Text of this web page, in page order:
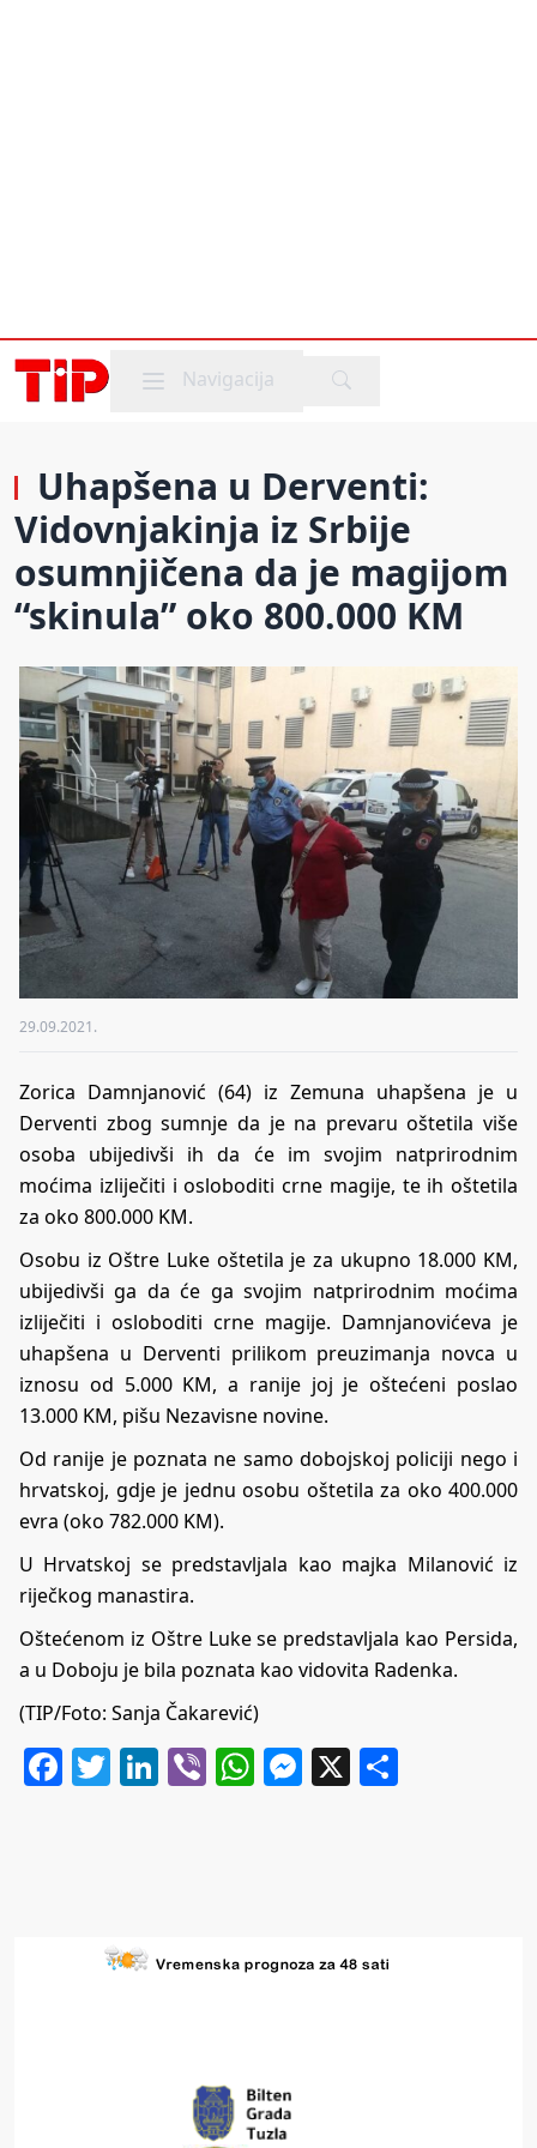
Mobile menu
Navigacija
Uhapšena u Derventi:
Vidovnjakinja iz Srbije
osumnjičena da je magijom
“skinula” oko 800.000 KM
29.09.2021.
Zorica Damnjanović (64) iz Zemuna uhapšena je u
Derventi zbog sumnje da je na prevaru oštetila više
osoba ubijedivši ih da će im svojim natprirodnim
moćima izliječiti i osloboditi crne magije, te ih oštetila
za oko 800.000 KM.
Osobu iz Oštre Luke oštetila je za ukupno 18.000 KM,
ubijedivši ga da će ga svojim natprirodnim moćima
izliječiti i osloboditi crne magije. Damnjanovićeva je
uhapšena u Derventi prilikom preuzimanja novca u
iznosu od 5.000 KM, a ranije joj je oštećeni poslao
13.000 KM, pišu Nezavisne novine.
Od ranije je poznata ne samo dobojskoj policiji nego i
hrvatskoj, gdje je jednu osobu oštetila za oko 400.000
evra (oko 782.000 KM).
U Hrvatskoj se predstavljala kao majka Milanović iz
riječkog manastira.
Oštećenom iz Oštre Luke se predstavljala kao Persida,
a u Doboju je bila poznata kao vidovita Radenka.
(TIP/Foto: Sanja Čakarević)
Facebook
Twitter
LinkedIn
ViberWhatsApp
Messenger
X